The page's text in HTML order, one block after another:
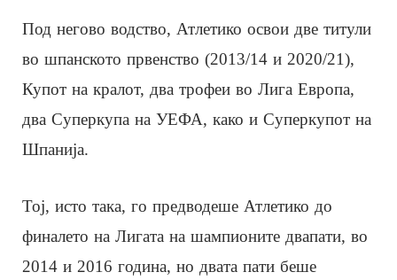
Под негово водство, Атлетико освои две титули
во шпанското првенство (2013/14 и 2020/21),
Купот на кралот, два трофеи во Лига Европа,
два Суперкупа на УЕФА, како и Суперкупот на
Шпанија.
Тој, исто така, го предводеше Атлетико до
финалето на Лигата на шампионите двапати, во
2014 и 2016 година, но двата пати беше